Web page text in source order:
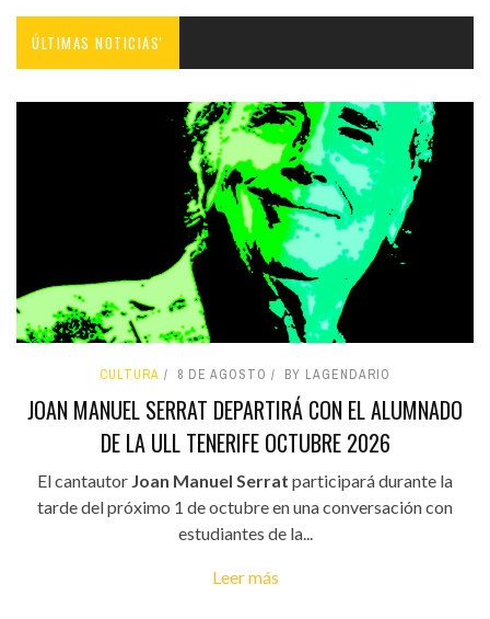
ÚLTIMAS NOTICIAS'
CULTURA 8 DE AGOSTO BY LAGENDARIO
JOAN MANUEL SERRAT DEPARTIRÁ CON EL ALUMNADO
DE LA ULL TENERIFE OCTUBRE 2026
El cantautor Joan Manuel Serrat participará durante la
tarde del próximo 1 de octubre en una conversación con
estudiantes de la...
Leer más